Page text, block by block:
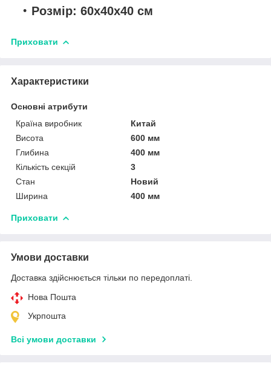
Розмір: 60х40х40 см
Приховати
Характеристики
Основні атрибути
Країна виробник
Китай
Висота
600 мм
Глибина
400 мм
Кількість секцій
3
Стан
Новий
Ширина
400 мм
Приховати
Умови доставки
Доставка здійснюється тільки по передоплаті.
Нова Пошта
Укрпошта
Всі умови доставки